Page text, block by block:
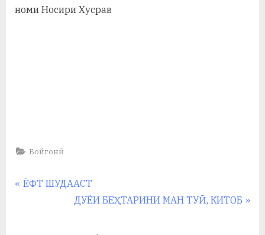
номи Носири Хусрав
Бойгонӣ
Навигация
P
ЁФТ ШУДААСТ
N
ДУЁИ БЕҲТАРИНИ МАН ТУӢ, КИТОБ